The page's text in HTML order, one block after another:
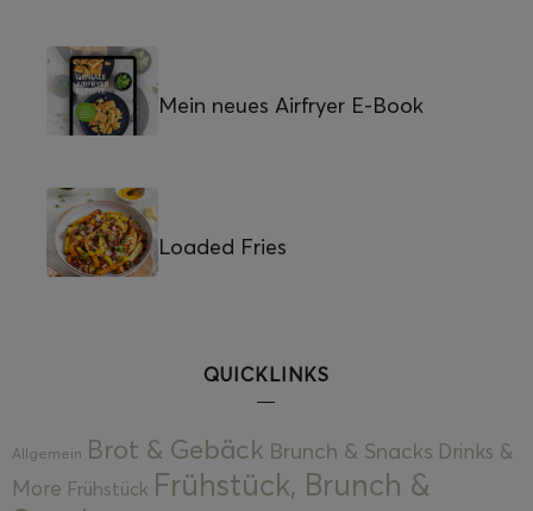
Mein neues Airfryer E-Book
Loaded Fries
QUICKLINKS
Allgemein Brot & Gebäck Brunch & Snacks Drinks &
More Frühstück Frühstück, Brunch &